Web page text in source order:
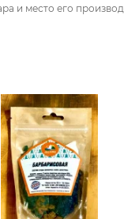
и место его